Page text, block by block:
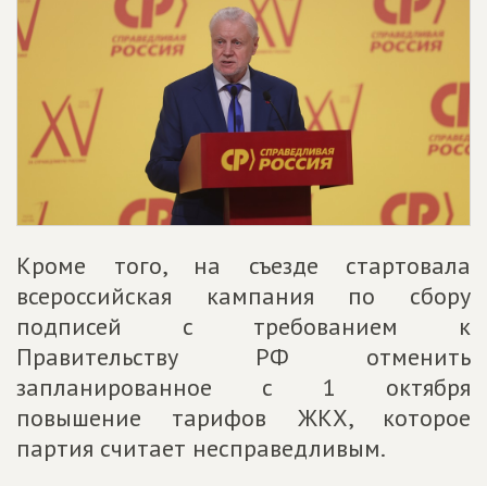
Кроме того, на съезде стартовала
всероссийская кампания по сбору
подписей с требованием к
Правительству РФ отменить
запланированное с 1 октября
повышение тарифов ЖКХ, которое
партия считает несправедливым.